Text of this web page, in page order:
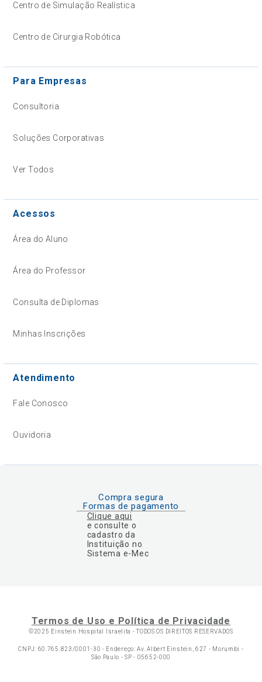
Centro de Simulação Realística
Centro de Cirurgia Robótica
Para Empresas
Consultoria
Soluções Corporativas
Ver Todos
Acessos
Área do Aluno
Área do Professor
Consulta de Diplomas
Minhas Inscrições
Atendimento
Fale Conosco
Ouvidoria
Compra segura
Formas de pagamento
Clique aqui
e consulte o
cadastro da
Instituição no
Sistema e-Mec
Termos de Uso e Política de Privacidade
©2025 Einstein Hospital Israelita -TODOS OS DIREITOS RESERVADOS
CNPJ: 60.765.823/0001-30 - Endereço: Av. Albert Einstein, 627 - Morumbi -
São Paulo - SP - 05652-000